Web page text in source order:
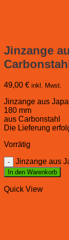
Jinzange
49,00 € inkl. Mwst.
Jinzange aus
180 mm
aus Carbonstahl
Die Lieferung
Vorrätig
Jinzange aus
In den Warenkorb
Quick View